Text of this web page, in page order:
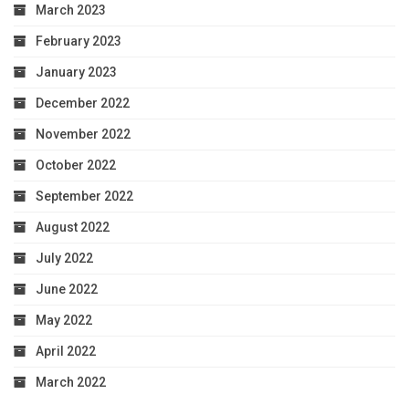
March 2023
February 2023
January 2023
December 2022
November 2022
October 2022
September 2022
August 2022
July 2022
June 2022
May 2022
April 2022
March 2022